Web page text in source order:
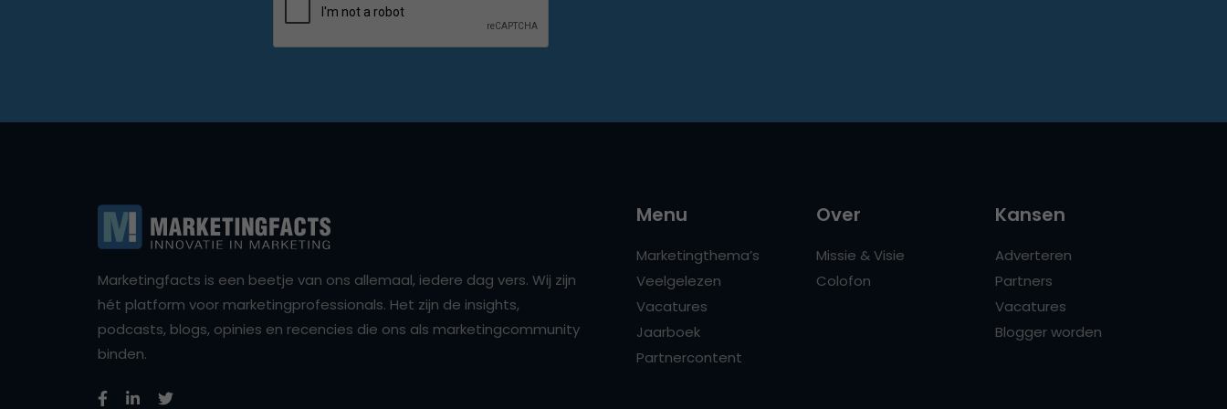
Marketingfacts is een beetje van ons allemaal, iedere dag vers. Wij zijn
hét platform voor marketingprofessionals. Het zijn de insights,
podcasts, blogs, opinies en recencies die ons als marketingcommunity
binden.
Menu
Marketingthema’s
Veelgelezen
Vacatures
Jaarboek
Partnercontent
Over
Missie & Visie
Colofon
Kansen
Adverteren
Partners
Vacatures
Blogger worden